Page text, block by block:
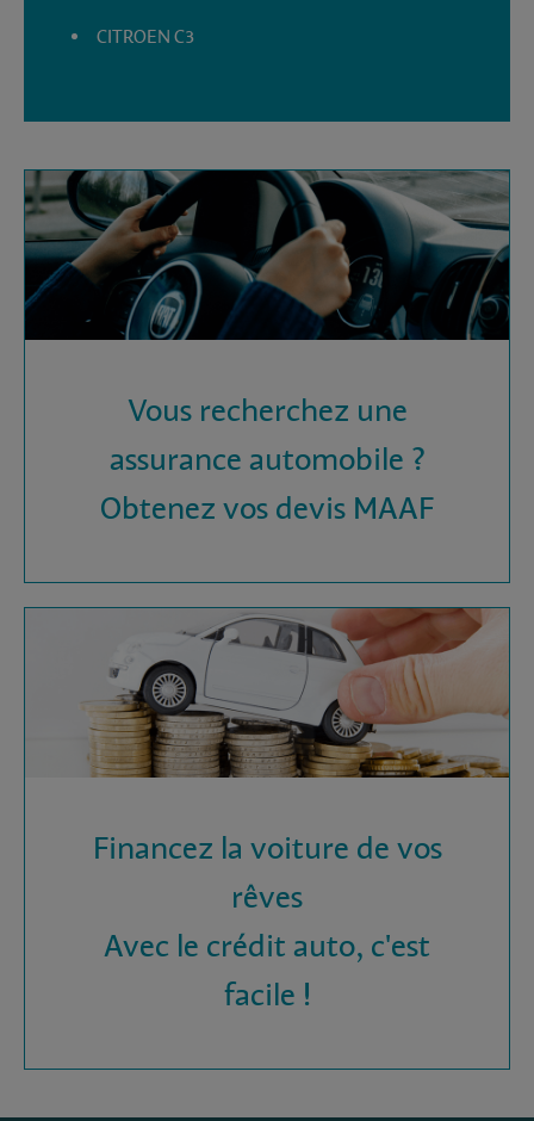
CITROEN C3
Vous recherchez une
assurance automobile ?
Obtenez vos devis MAAF
Financez la voiture de vos
rêves
Avec le crédit auto, c'est
facile !